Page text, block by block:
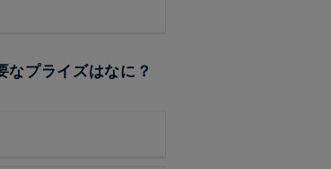
プライズはなに？